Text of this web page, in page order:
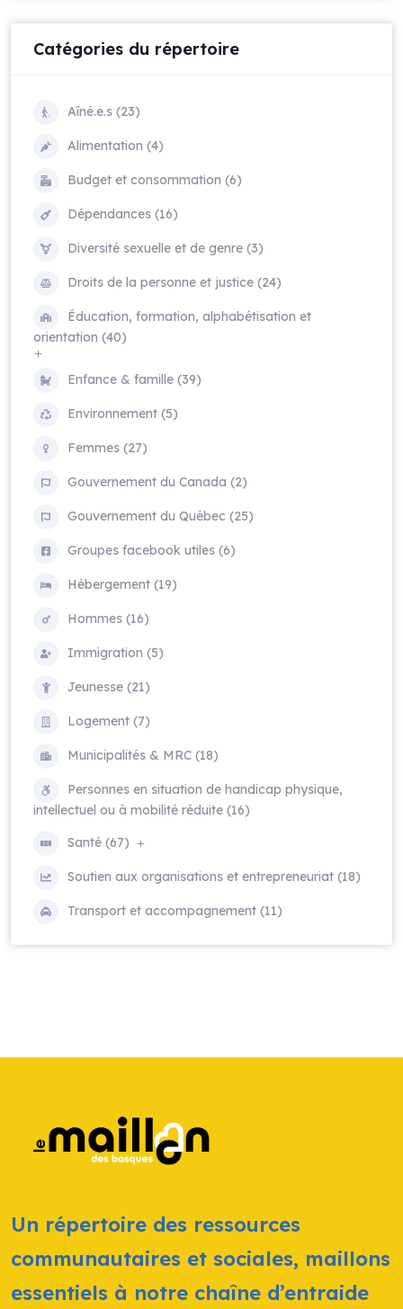
Catégories du répertoire
Aîné.e.s (23)
Alimentation (4)
Budget et consommation (6)
Dépendances (16)
Diversité sexuelle et de genre (3)
Droits de la personne et justice (24)
Éducation, formation, alphabétisation et
orientation (40)
Enfance & famille (39)
Environnement (5)
Femmes (27)
Gouvernement du Canada (2)
Gouvernement du Québec (25)
Groupes facebook utiles (6)
Hébergement (19)
Hommes (16)
Immigration (5)
Jeunesse (21)
Logement (7)
Municipalités & MRC (18)
Personnes en situation de handicap physique,
intellectuel ou à mobilité réduite (16)
Santé (67)
Soutien aux organisations et entrepreneuriat (18)
Transport et accompagnement (11)
Un répertoire des ressources
communautaires et sociales, maillons
essentiels à notre chaîne d’entraide